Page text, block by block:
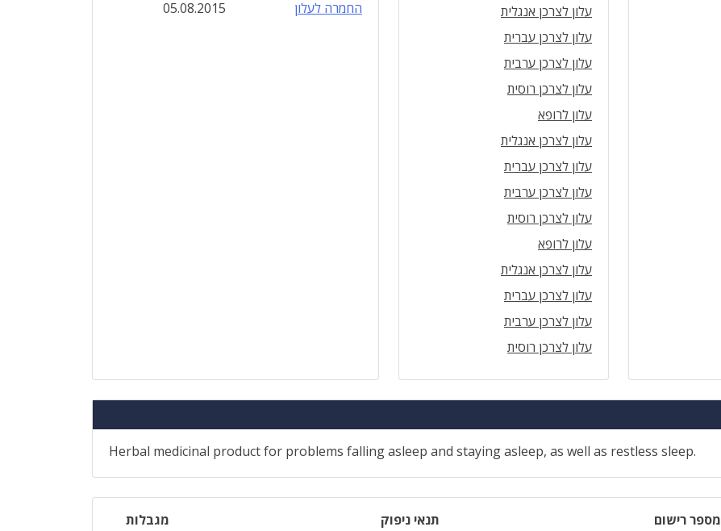
עלון לצרכן אנגלית
עלון לצרכן עברית
עלון לצרכן ערבית
עלון לצרכן רוסית
עלון לרופא
עלון לצרכן אנגלית
עלון לצרכן עברית
עלון לצרכן ערבית
עלון לצרכן רוסית
עלון לרופא
עלון לצרכן אנגלית
עלון לצרכן עברית
עלון לצרכן ערבית
עלון לצרכן רוסית
החמרה לעלון
05.08.2015
Herbal medicinal product for problems falling asleep and staying asleep, as well as restless sleep.
מספר רישום
תנאי ניפוק
מגבלות